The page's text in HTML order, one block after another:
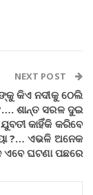
NEXT POST
କିଏ ନଦୀକୁ ଠେଲି
ଶାନ୍ତ ସରଳ ଦୁଇ
ଯୁବତୀ କାହିଁକି କରିବେ
?… ଏଭଳି ଅନେକ
ଘଟଣା ପଛରେ